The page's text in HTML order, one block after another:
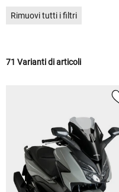
Rimuovi tutti i filtri
71 Varianti di articoli